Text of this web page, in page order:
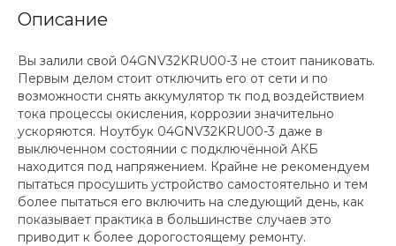
Описание
Вы залили свой 04GNV32KRU00-3 не стоит паниковать.
Первым делом стоит отключить его от сети и по
возможности снять аккумулятор тк под воздействием
тока процессы окисления, коррозии значительно
ускоряются. Ноутбук 04GNV32KRU00-3 даже в
выключенном состоянии с подключённой АКБ
находится под напряжением. Крайне не рекомендуем
пытаться просушить устройство самостоятельно и тем
более пытаться его включить на следующий день, как
показывает практика в большинстве случаев это
приводит к более дорогостоящему ремонту.